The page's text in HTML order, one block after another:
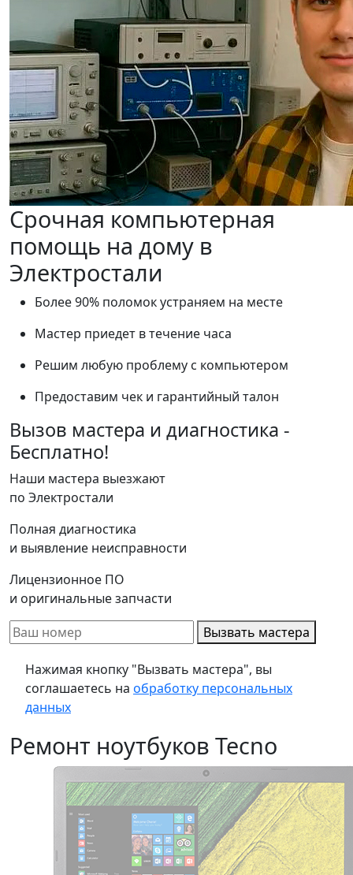
Срочная компьютерная
помощь на дому в
Электростали
Более 90% поломок устраняем на месте
Мастер приедет в течение часа
Решим любую проблему с компьютером
Предоставим чек и гарантийный талон
Вызов мастера и диагностика -
Бесплатно!
Наши мастера выезжают
по Электростали
Полная диагностика
и выявление неисправности
Лицензионное ПО
и оригинальные запчасти
Вызвать мастера
Нажимая кнопку "Вызвать мастера", вы
соглашаетесь на обработку персональных
данных
Ремонт ноутбуков Tecno